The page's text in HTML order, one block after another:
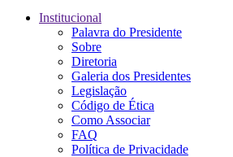
Institucional
Palavra do Presidente
Sobre
Diretoria
Galeria dos Presidentes
Legislação
Código de Ética
Como Associar
FAQ
Política de Privacidade